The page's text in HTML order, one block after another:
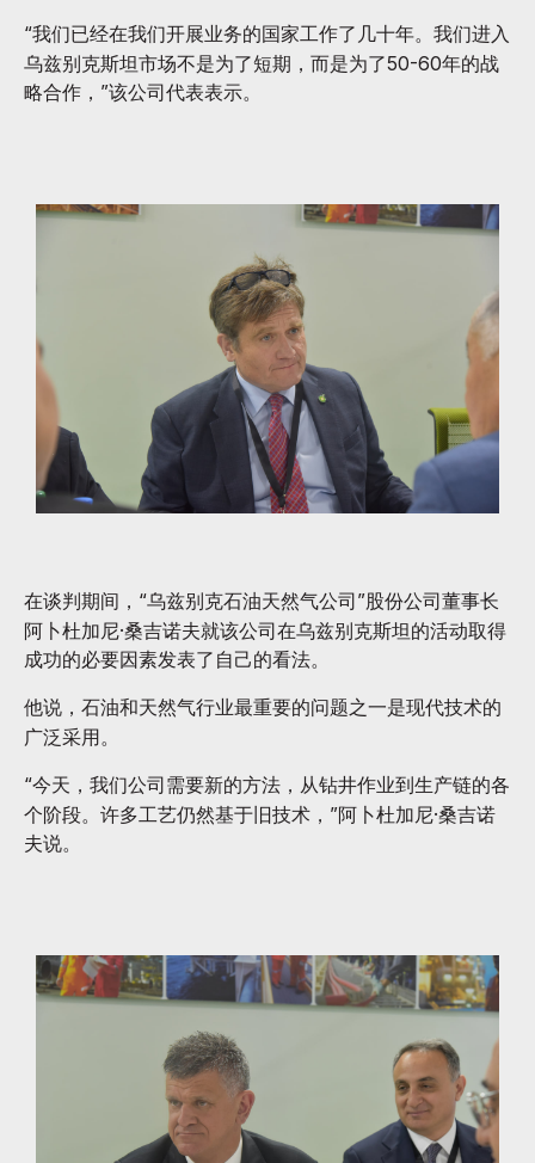
“我们已经在我们开展业务的国家工作了几十年。我们进入
乌兹别克斯坦市场不是为了短期，而是为了50-60年的战
略合作，”该公司代表表示。
在谈判期间，“乌兹别克石油天然气公司”股份公司董事长
阿卜杜加尼·桑吉诺夫就该公司在乌兹别克斯坦的活动取得
成功的必要因素发表了自己的看法。
他说，石油和天然气行业最重要的问题之一是现代技术的
广泛采用。
“今天，我们公司需要新的方法，从钻井作业到生产链的各
个阶段。许多工艺仍然基于旧技术，”阿卜杜加尼·桑吉诺
夫说。